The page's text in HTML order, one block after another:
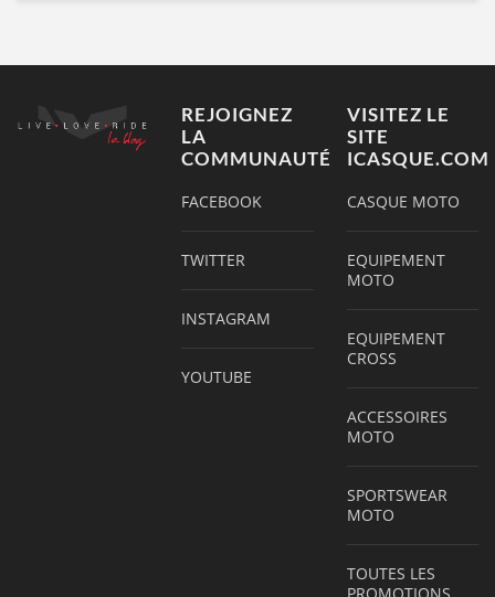
REJOIGNEZ
LA
COMMUNAUTÉ
FACEBOOK
TWITTER
INSTAGRAM
YOUTUBE
VISITEZ LE
SITE
ICASQUE.COM
CASQUE MOTO
EQUIPEMENT
MOTO
EQUIPEMENT
CROSS
ACCESSOIRES
MOTO
SPORTSWEAR
MOTO
TOUTES LES